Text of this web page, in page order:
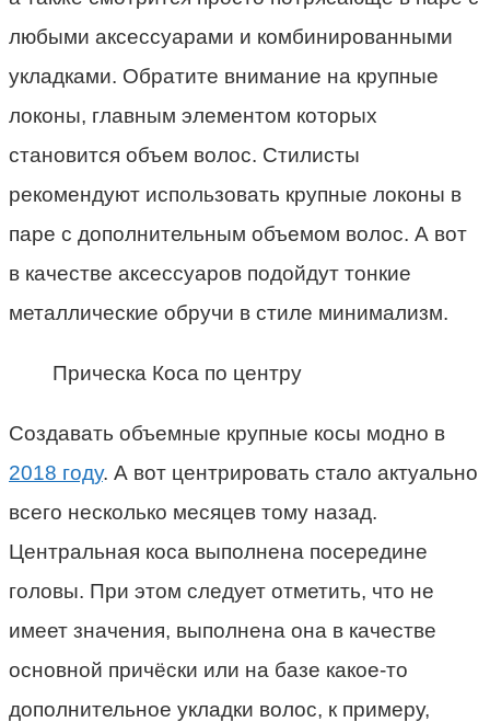
любыми аксессуарами и комбинированными
укладками. Обратите внимание на крупные
локоны, главным элементом которых
становится объем волос. Стилисты
рекомендуют использовать крупные локоны в
паре с дополнительным объемом волос. А вот
в качестве аксессуаров подойдут тонкие
металлические обручи в стиле минимализм.
Прическа Коса по центру
Создавать объемные крупные косы модно в
2018 году. А вот центрировать стало актуально
всего несколько месяцев тому назад.
Центральная коса выполнена посередине
головы. При этом следует отметить, что не
имеет значения, выполнена она в качестве
основной причёски или на базе какое-то
дополнительное укладки волос, к примеру,